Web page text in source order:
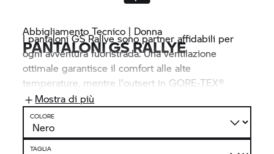
Abbigliamento Tecnico | Donna
PANTALONI GS RALLYE
I pantaloni GS Rallye sono partner affidabili per
ogni avventura fuoristrada. Una ventilazione
ottimale garantisce il comfort alle alte
temperature, mentre l'outsert in GORE-TEX®
opzionale ti mantiene asciutto anche quando
piove. I pantaloni combinano funzionalità e libertà
di movimento e offrono dettagli sofisticati per i
viaggi impegnativi.
Mostra di più
COLORE
TAGLIA